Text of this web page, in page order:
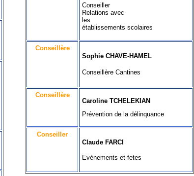
Conseiller
Relations avec
les
établissements scolaires
Conseillère
Sophie CHAVE-HAMEL
Conseillère Cantines
Conseillère
Caroline TCHELEKIAN
Prévention de la délinquance
Conseiller
Claude FARCI
Evènements et fetes